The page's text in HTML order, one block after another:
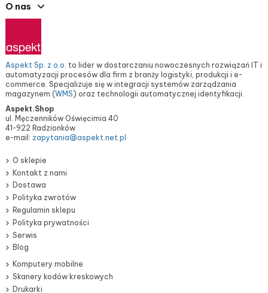
O nas
Aspekt Sp. z o.o. to lider w dostarczaniu nowoczesnych rozwiązań IT i
automatyzacji procesów dla firm z branży logistyki, produkcji i e-
commerce. Specjalizuje się w integracji systemów zarządzania
magazynem (WMS) oraz technologii automatycznej identyfikacji.
Aspekt.Shop
ul. Męczenników Oświęcimia 40
41-922 Radzionków
e-mail: zapytania@aspekt.net.pl
O sklepie
Kontakt z nami
Dostawa
Polityka zwrotów
Regulamin sklepu
Polityka prywatności
Serwis
Blog
Komputery mobilne
Skanery kodów kreskowych
Drukarki